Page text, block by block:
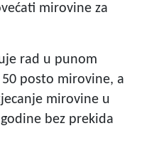
mirovine za
rad u punom
posto mirovine, a
mirovine u
bez prekida